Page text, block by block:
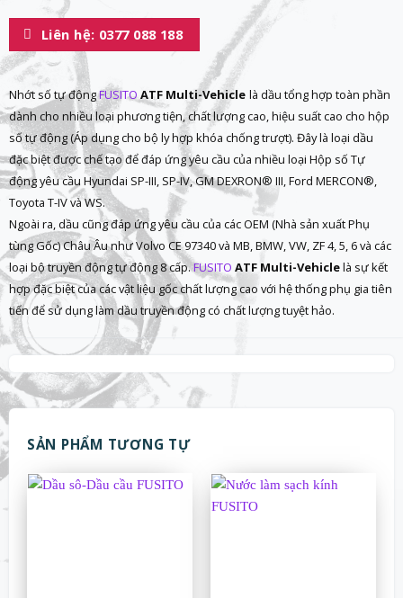
Liên hệ: 0377 088 188
Nhớt số tự độngFUSITO ATF Multi-Vehicle là dầu tổng hợp toàn phần
dành cho nhiều loại phương tiện, chất lượng cao, hiệu suất cao cho hộp
số tự động (Áp dụng cho bộ ly hợp khóa chống trượt). Đây là loại dầu
đặc biệt được chế tạo để đáp ứng yêu cầu của nhiều loại Hộp số Tự
động yêu cầu Hyundai SP-III, SP-IV, GM DEXRON® III, Ford MERCON®,
Toyota T-IV và WS.
Ngoài ra, dầu cũng đáp ứng yêu cầu của các OEM (Nhà sản xuất Phụ
tùng Gốc) Châu Âu như Volvo CE 97340 và MB, BMW, VW, ZF 4, 5, 6 và các
loại bộ truyền động tự động 8 cấp.FUSITO ATF Multi-Vehiclelà sự kết
hợp đặc biệt của các vật liệu gốc chất lượng cao với hệ thống phụ gia tiên
tiến để sử dụng làm dầu truyền động có chất lượng tuyệt hảo.
SẢN PHẨM TƯƠNG TỰ